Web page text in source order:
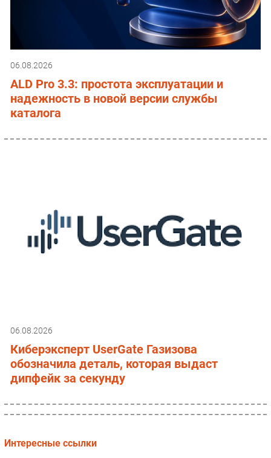
06.08.2026
ALD Pro 3.3: простота эксплуатации и
надежность в новой версии службы
каталога
06.08.2026
Киберэксперт UserGate Газизова
обозначила деталь, которая выдаст
дипфейк за секунду
Интересные ссылки